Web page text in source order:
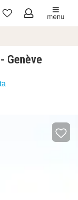
Mina
menu
Genève